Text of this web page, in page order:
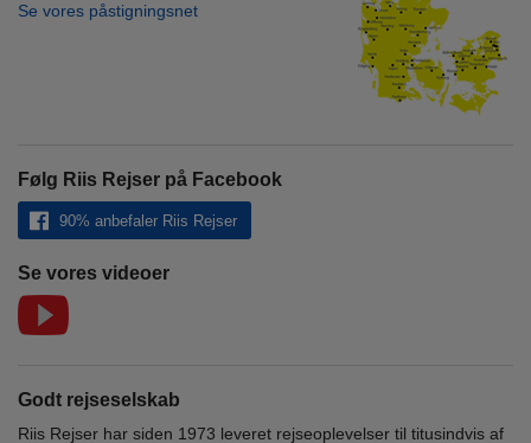
Se vores påstigningsnet
Følg Riis Rejser på Facebook
90% anbefaler Riis Rejser
Se vores videoer
Godt rejseselskab
Riis Rejser har siden 1973 leveret rejseoplevelser til titusindvis af